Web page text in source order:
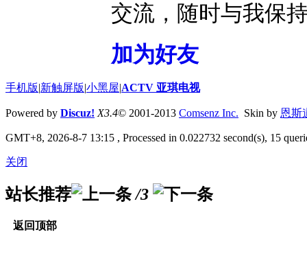
交流，随时与我保
加为好友
手机版|新触屏版|小黑屋|ACTV 亚琪电视
Powered by Discuz! X3.4© 2001-2013 Comsenz Inc. Skin by 恩斯
GMT+8, 2026-8-7 13:15 , Processed in 0.022732 second(s), 15
关闭
站长推荐 /3
返回顶部